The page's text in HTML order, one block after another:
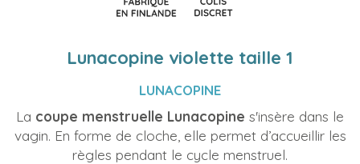
Lunacopine violette taille 1
LUNACOPINE
La coupe menstruelle Lunacopine s'insère dans le
vagin. En forme de cloche, elle permet d’accueillir les
règles pendant le cycle menstruel.